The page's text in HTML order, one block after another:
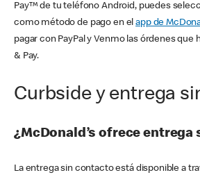
Pay™ de tu teléfono Android, puedes
como método de pago en elapp de
pagar con PayPal y Venmo las órdenes que
& Pay.
Curbside y entrega
¿McDonald’s ofrece
La entrega sin contacto está disponible a